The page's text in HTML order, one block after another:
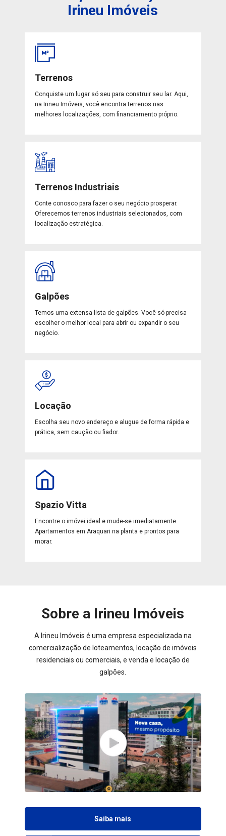
Irineu Imóveis
Terrenos
Conquiste um lugar só seu para construir seu lar. Aqui,
na Irineu Imóveis, você encontra terrenos nas
melhores localizações, com financiamento próprio.
Terrenos Industriais
Conte conosco para fazer o seu negócio prosperar.
Oferecemos terrenos industriais selecionados, com
localização estratégica.
Galpões
Temos uma extensa lista de galpões. Você só precisa
escolher o melhor local para abrir ou expandir o seu
negócio.
Locação
Escolha seu novo endereço e alugue de forma rápida e
prática, sem caução ou fiador.
Spazio Vitta
Encontre o imóvei ideal e mude-se imediatamente.
Apartamentos em Araquari na planta e prontos para
morar.
Sobre a Irineu Imóveis
A Irineu Imóveis é uma empresa especializada na
comercialização de loteamentos, locação de imóveis
residenciais ou comerciais, e venda e locação de
galpões.
Saiba mais